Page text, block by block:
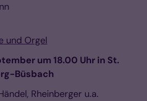
und Orgel
um 18.00 Uhr in St.
Büsbach
Rheinberger u.a.